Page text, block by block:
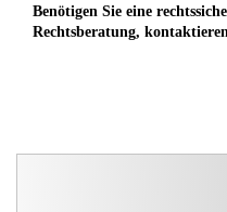
Benötigen Sie eine
Rechtsberatung,